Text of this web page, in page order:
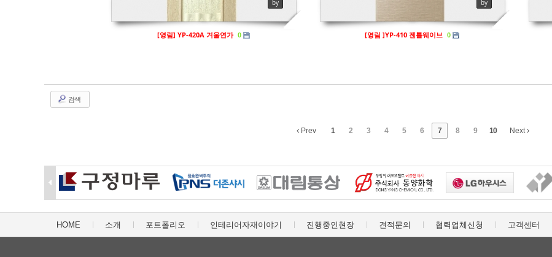
by
[영림] YP-420A 겨울연가 0
by
[영림 ]YP-410 젠틀웨이브 0
검색
Prev 1 2 3 4 5 6 7 8 9 10 Next
HOME 소개 포트폴리오 인테리어자재이야기 진행중인현장 견적문의 협력업체신청 고객센터